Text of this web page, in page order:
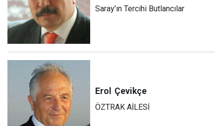
Saray'ın Tercihi Butlancılar
Erol Çevikçe
ÖZTRAK AİLESİ